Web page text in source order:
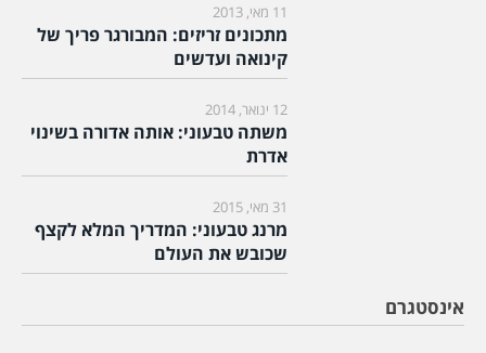
11 מאי, 2013
מתכונים זריזים: המבורגר פריך של
קינואה ועדשים
12 ינואר, 2014
משתה טבעוני: אותה אדורה בשינוי
אדרת
31 מאי, 2015
מרנג טבעוני: המדריך המלא לקצף
שכובש את העולם
אינסטגרם